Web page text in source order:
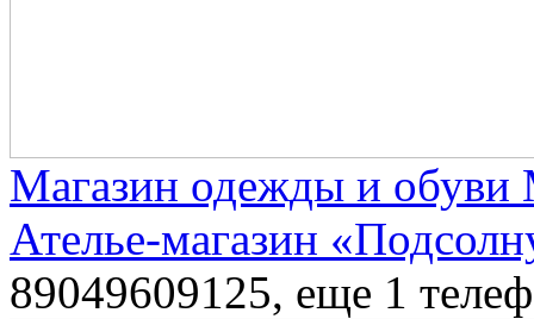
Магазин одежды и
Ателье-магазин
89049609125, еще 1